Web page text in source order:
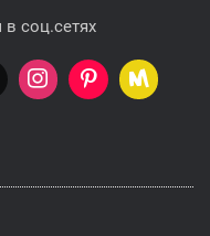
соц.сетях